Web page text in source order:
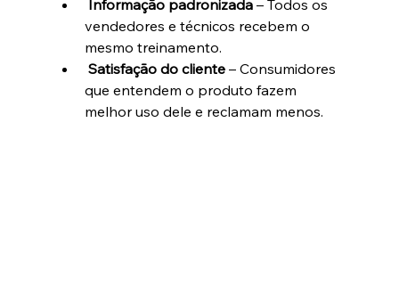
Informação padronizada – Todos os
vendedores e técnicos recebem o
mesmo treinamento.
Satisfação do cliente – Consumidores
que entendem o produto fazem
melhor uso dele e reclamam menos.